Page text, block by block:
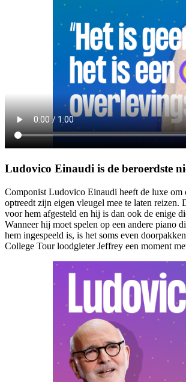
Ludovico Einaudi is de beroerdste
Componist Ludovico Einaudi heeft de luxe om
optreedt zijn eigen vleugel mee te laten reizen.
voor hem afgesteld en hij is dan ook de enige
Wanneer hij moet spelen op een andere piano
hem ingespeeld is, is het soms even
College Tour loodgieter Jeffrey een moment